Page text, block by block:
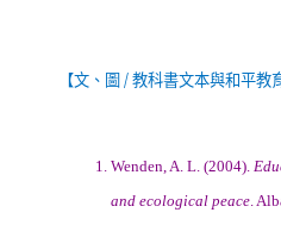
【文、圖/教科書文本與和平教
1. Wenden, A. L. (2004).
and ecological peace.